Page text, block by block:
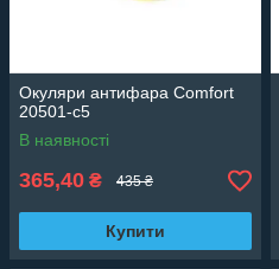
Окуляри антифара Comfort
20501-c5
В наявності
365,40 ₴ 435 ₴
Купити